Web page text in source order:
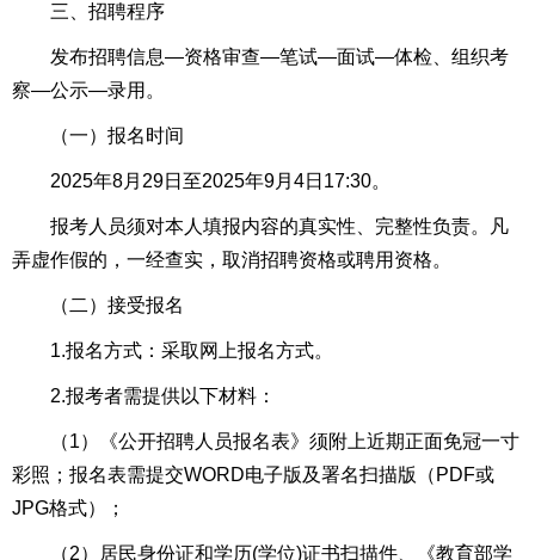
三、招聘程序
发布招聘信息—资格审查—笔试—面试—体检、组织考
察—公示—录用。
（一）报名时间
2025年8月29日至2025年9月4日17:30。
报考人员须对本人填报内容的真实性、完整性负责。凡
弄虚作假的，一经查实，取消招聘资格或聘用资格。
（二）接受报名
1.报名方式：采取网上报名方式。
2.报考者需提供以下材料：
（1）《公开招聘人员报名表》须附上近期正面免冠一寸
彩照；报名表需提交WORD电子版及署名扫描版（PDF或
JPG格式）；
（2）居民身份证和学历(学位)证书扫描件、《教育部学